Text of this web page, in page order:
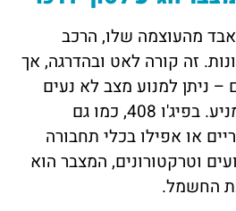
מהעוצמה שלו, הרכב
זה קורה לאט ובהדרגה, אך
ניתן למנוע מצב לא נעים
שבו הרכב פשוט לא מניע. בפיג'ו 408, כמו גם
או אפילו בכלי תחבורה
וטרקטורונים, המצבר הוא
החשמל.